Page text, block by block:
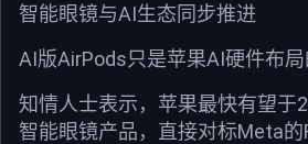
智能眼镜与AI生态同步推进
AI版AirPods只是苹果AI硬件布局
知情人士表示，苹果最快有望于
智能眼镜产品，直接对标Meta的